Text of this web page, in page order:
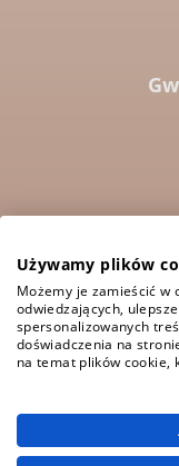
1573
Używamy plików
Możemy je zamieścić w
odwiedzających,
spersonalizowanych
doświadczenia na
na temat plików cookie,